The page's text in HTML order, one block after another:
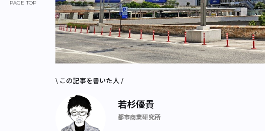
PAGE TOP
\ この記事を書いた人 /
若杉優貴
都市商業研究所